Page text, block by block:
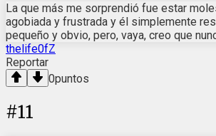
La que más me sorprendió fue estar
agobiada y frustrada y él simplemente
pequeño y obvio, pero, vaya, creo que
thelife0fZ
Reportar
0puntos
#11